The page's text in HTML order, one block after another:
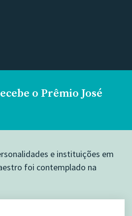
o Prêmio José
e instituições em
foi contemplado na